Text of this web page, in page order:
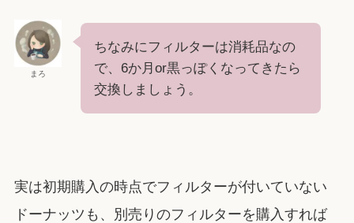
まろ
ちなみにフィルターは消耗品なの
で、6か月or黒っぽくなってきたら
交換しましょう。
実は初期購入の時点でフィルターが付いていない
ドーナッツも、別売りのフィルターを購入すれば